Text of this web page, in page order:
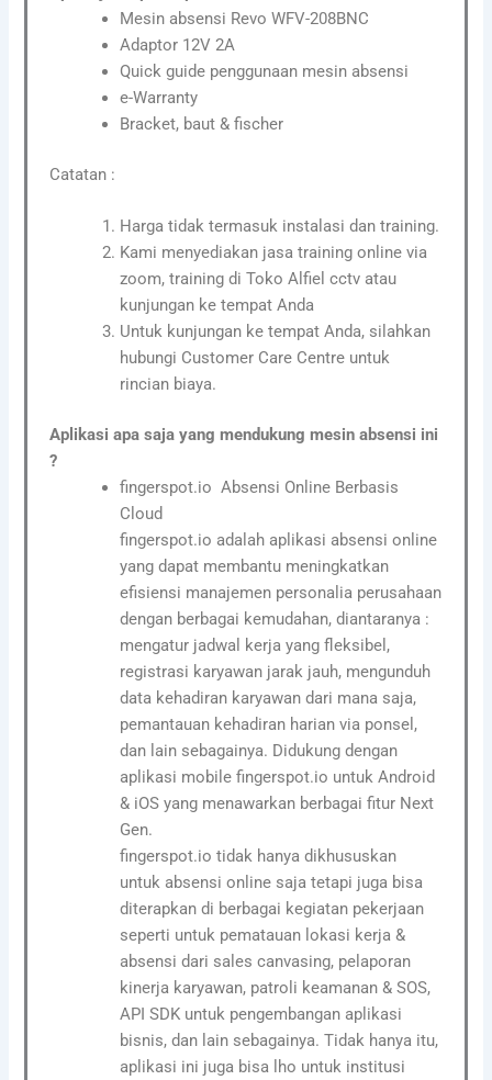
Mesin absensi Revo WFV-208BNC
Adaptor 12V 2A
Quick guide penggunaan mesin absensi
e-Warranty
Bracket, baut & fischer
Catatan :
Harga tidak termasuk instalasi dan training.
Kami menyediakan jasa training online via
zoom, training di Toko Alfiel cctv atau
kunjungan ke tempat Anda
Untuk kunjungan ke tempat Anda, silahkan
hubungi Customer Care Centre untuk
rincian biaya.
Aplikasi apa saja yang mendukung mesin absensi ini
?
fingerspot.io Absensi Online Berbasis
Cloud
fingerspot.io adalah aplikasi absensi online
yang dapat membantu meningkatkan
efisiensi manajemen personalia perusahaan
dengan berbagai kemudahan, diantaranya :
mengatur jadwal kerja yang fleksibel,
registrasi karyawan jarak jauh, mengunduh
data kehadiran karyawan dari mana saja,
pemantauan kehadiran harian via ponsel,
dan lain sebagainya. Didukung dengan
aplikasi mobile fingerspot.io untuk Android
& iOS yang menawarkan berbagai fitur Next
Gen.
fingerspot.io tidak hanya dikhususkan
untuk absensi online saja tetapi juga bisa
diterapkan di berbagai kegiatan pekerjaan
seperti untuk pematauan lokasi kerja &
absensi dari sales canvasing, pelaporan
kinerja karyawan, patroli keamanan & SOS,
API SDK untuk pengembangan aplikasi
bisnis, dan lain sebagainya. Tidak hanya itu,
aplikasi ini juga bisa lho untuk institusi